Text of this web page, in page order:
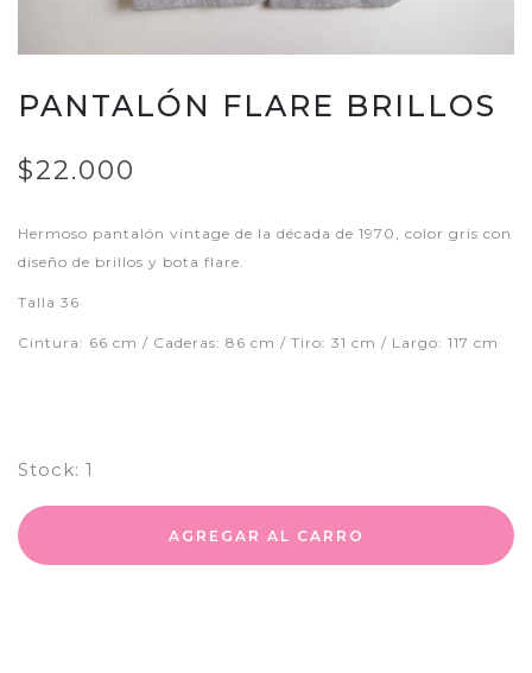
PANTALÓN FLARE BRILLOS
$22.000
Hermoso pantalón vintage de la década de 1970, color gris con
diseño de brillos y bota flare.
Talla 36
Cintura: 66 cm / Caderas: 86 cm / Tiro: 31 cm / Largo: 117 cm
Stock: 1
AGREGAR AL CARRO